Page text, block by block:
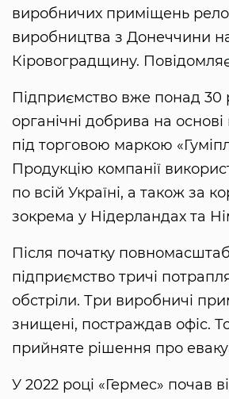
виробничих приміщень
виробництва з Донеччини
Кіровоградщину.
Підприємство вже понад 30
органічні добрива на
під торговою маркою
Продукцію компанії
по всій Україні, а також за
зокрема у Нідерландах та
Після початку
підприємство тричі
обстріли. Три виробничі
знищені, постраждав офіс.
прийняте рішення про
У 2022 році «Гермес» почав